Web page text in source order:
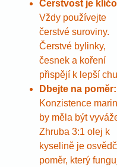
Čerstvost je
Vždy používejte
čerstvé suroviny.
Čerstvé bylinky,
česnek a koření
přispějí k lepší
Dbejte na poměr:
Konzistence
by měla být
Zhruba 3:1 olej k
kyselině je
poměr, který